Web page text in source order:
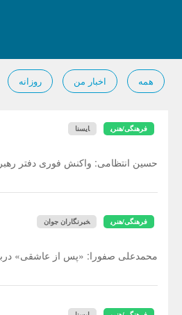
همه اخبار من روزانه
فرهنگی/هنری ایسنا
حسین انتظامی: واکنش فوری دفتر
فرهنگی/هنری خبرنگاران جوان
محمدعلی صفورا: «پس از عاشقی»